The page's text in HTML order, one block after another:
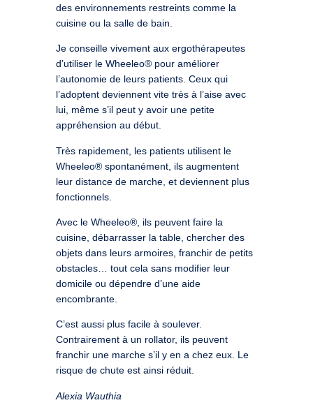
des environnements restreints comme la
cuisine ou la salle de bain.
Je conseille vivement aux ergothérapeutes
d’utiliser le Wheeleo® pour améliorer
l’autonomie de leurs patients. Ceux qui
l’adoptent deviennent vite très à l’aise avec
lui, même s’il peut y avoir une petite
appréhension au début.
Très rapidement, les patients utilisent le
Wheeleo® spontanément, ils augmentent
leur distance de marche, et deviennent plus
fonctionnels.
Avec le Wheeleo®, ils peuvent faire la
cuisine, débarrasser la table, chercher des
objets dans leurs armoires, franchir de petits
obstacles… tout cela sans modifier leur
domicile ou dépendre d’une aide
encombrante.
C’est aussi plus facile à soulever.
Contrairement à un rollator, ils peuvent
franchir une marche s’il y en a chez eux. Le
risque de chute est ainsi réduit.
Alexia Wauthia